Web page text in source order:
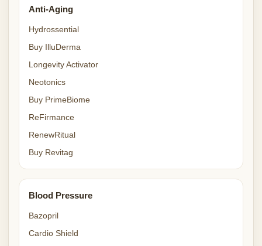
Anti-Aging
Hydrossential
Buy IlluDerma
Longevity Activator
Neotonics
Buy PrimeBiome
ReFirmance
RenewRitual
Buy Revitag
Blood Pressure
Bazopril
Cardio Shield